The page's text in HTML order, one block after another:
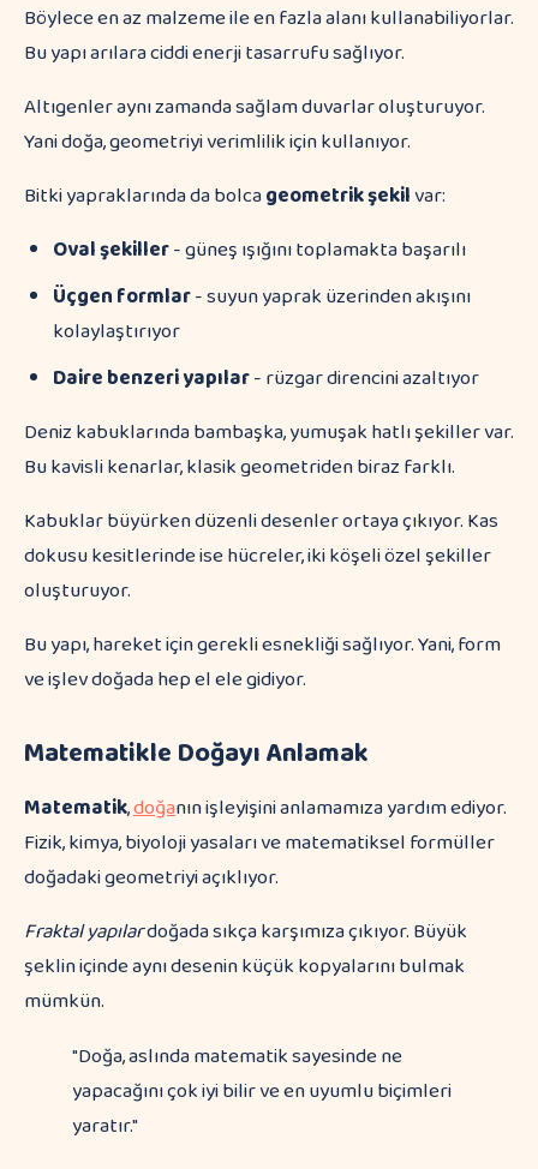
Böylece en az malzeme ile en fazla alanı kullanabiliyorlar.
Bu yapı arılara ciddi enerji tasarrufu sağlıyor.
Altıgenler aynı zamanda sağlam duvarlar oluşturuyor.
Yani doğa, geometriyi verimlilik için kullanıyor.
Bitki yapraklarında da bolcageometrik şekilvar:
Oval şekiller- güneş ışığını toplamakta başarılı
Üçgen formlar- suyun yaprak üzerinden akışını
kolaylaştırıyor
Daire benzeri yapılar- rüzgar direncini azaltıyor
Deniz kabuklarında bambaşka, yumuşak hatlı şekiller var.
Bu kavisli kenarlar, klasik geometriden biraz farklı.
Kabuklar büyürken düzenli desenler ortaya çıkıyor. Kas
dokusu kesitlerinde ise hücreler, iki köşeli özel şekiller
oluşturuyor.
Bu yapı, hareket için gerekli esnekliği sağlıyor. Yani, form
ve işlev doğada hep el ele gidiyor.
Matematikle Doğayı Anlamak
Matematik,doğanın işleyişini anlamamıza yardım ediyor.
Fizik, kimya, biyoloji yasaları ve matematiksel formüller
doğadaki geometriyi açıklıyor.
Fraktal yapılardoğada sıkça karşımıza çıkıyor. Büyük
şeklin içinde aynı desenin küçük kopyalarını bulmak
mümkün.
"Doğa, aslında matematik sayesinde ne
yapacağını çok iyi bilir ve en uyumlu biçimleri
yaratır."